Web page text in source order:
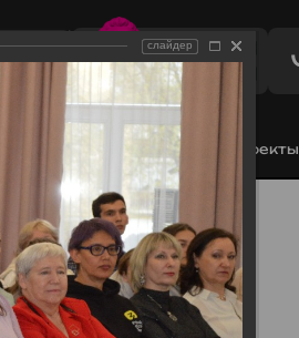
Фестиваль Проекты
слайдер